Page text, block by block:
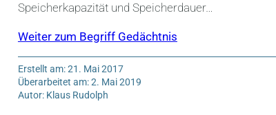
Speicherkapazität und Speicherdauer…
Weiter zum Begriff Gedächtnis
Erstellt am: 21. Mai 2017
Überarbeitet am: 2. Mai 2019
Autor: Klaus Rudolph